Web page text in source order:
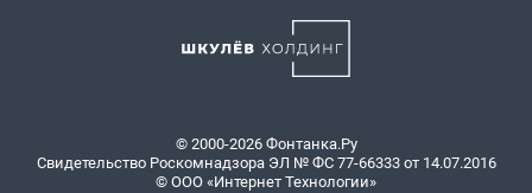
© 2000-2026 Фонтанка.Ру
Свидетельство Роскомнадзора ЭЛ № ФС 77-66333 от 14.07.2016
© ООО «Интернет Технологии»